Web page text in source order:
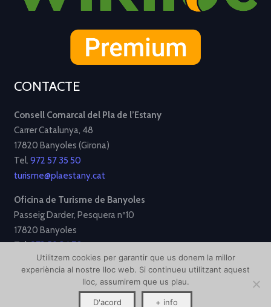
CONTACTE
Consell Comarcal del Pla de l’Estany
Carrer Catalunya, 48
17820 Banyoles (Girona)
Tel. 972 57 35 50
turisme@plaestany.cat
Oficina de Turisme de Banyoles
Passeig Darder, Pesquera nº10
17820 Banyoles
Tel.972 58 34 70
turisme@ajbanyoles.org
[Política de Privacitat][Política de Cookies]
Utilitzem cookies per garantir que us donem la millor
experiència al nostre lloc web. Si continueu utilitzant aquest
lloc, assumirem que us plau.
D'acord + info